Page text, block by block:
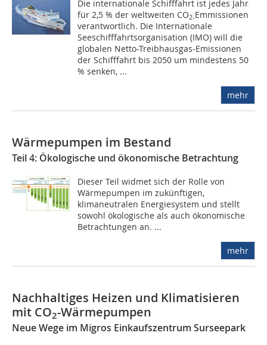
Die internationale Schifffahrt ist jedes Jahr
für 2,5 % der weltweiten CO2-Emmissionen
verantwortlich. Die Internationale
Seeschifffahrtsorganisation (IMO) will die
globalen Netto-Treibhausgas-Emissionen
der Schifffahrt bis 2050 um mindestens 50
% senken, ...
mehr
Wärmepumpen im Bestand
Teil 4: Ökologische und ökonomische Betrachtung
Dieser Teil widmet sich der Rolle von
Wärmepumpen im zukünftigen,
klimaneutralen Energiesystem und stellt
sowohl ökologische als auch ökonomische
Betrachtungen an. ...
mehr
Nachhaltiges Heizen und Klimatisieren
mit CO2-Wärmepumpen
Neue Wege im Migros Einkaufszentrum Surseepark